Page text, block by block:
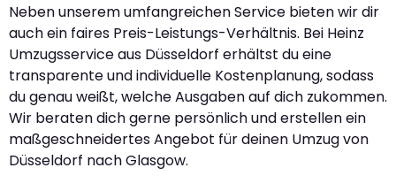
Neben unserem umfangreichen Service bieten wir dir
auch ein faires Preis-Leistungs-Verhältnis. Bei Heinz
Umzugsservice aus Düsseldorf erhältst du eine
transparente und individuelle Kostenplanung, sodass
du genau weißt, welche Ausgaben auf dich zukommen.
Wir beraten dich gerne persönlich und erstellen ein
maßgeschneidertes Angebot für deinen Umzug von
Düsseldorf nach Glasgow.